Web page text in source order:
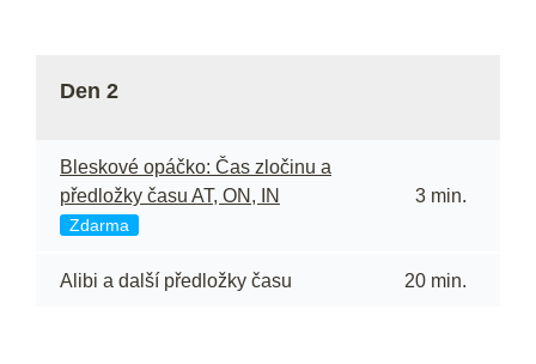
Den 2
Bleskové opáčko: Čas zločinu a
předložky času AT, ON, IN
Zdarma
3 min.
Alibi a další předložky času 20 min.